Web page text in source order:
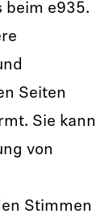
beim e935.
Seiten
Sie kann
von
Stimmen